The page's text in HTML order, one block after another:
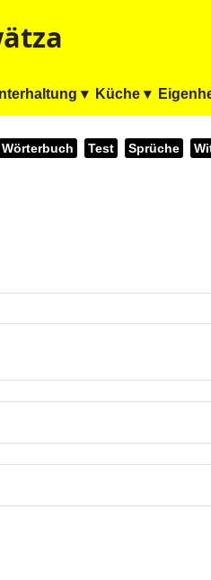
▾ Küche ▾
Wörterbuch Test Sprüche